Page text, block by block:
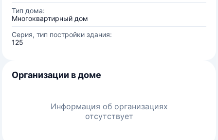
Тип дома:
Многоквартирный дом
Серия, тип постройки здания:
125
Организации в доме
Информация об организациях
отсутствует